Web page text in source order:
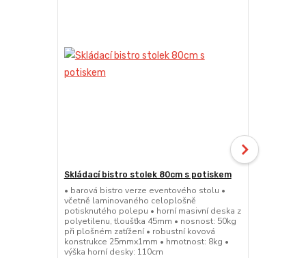
Skládací bistro stolek 80cm s potiskem
• barová bistro verze eventového stolu •
včetně laminovaného celoplošně
potisknutého polepu • horní masivní deska z
polyetilenu, tloušťka 45mm • nosnost: 50kg
při plošném zatížení • robustní kovová
konstrukce 25mmx1mm • hmotnost: 8kg •
výška horní desky: 110cm